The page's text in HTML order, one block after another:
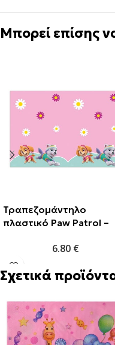
Μπορεί επίσης
Τραπεζομάντηλο
πλαστικό Paw Patrol –
120x180cm (1τμχ)
6.80 €
Σχετικά